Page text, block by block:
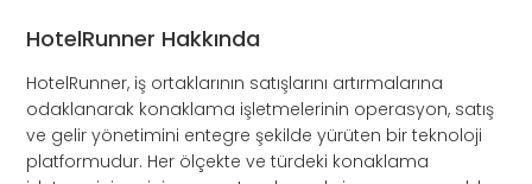
HotelRunner Hakkında
HotelRunner, iş ortaklarının satışlarını artırmalarına
odaklanarak konaklama işletmelerinin operasyon, satış
ve gelir yönetimini entegre şekilde yürüten bir teknoloji
platformudur. Her ölçekte ve türdeki konaklama